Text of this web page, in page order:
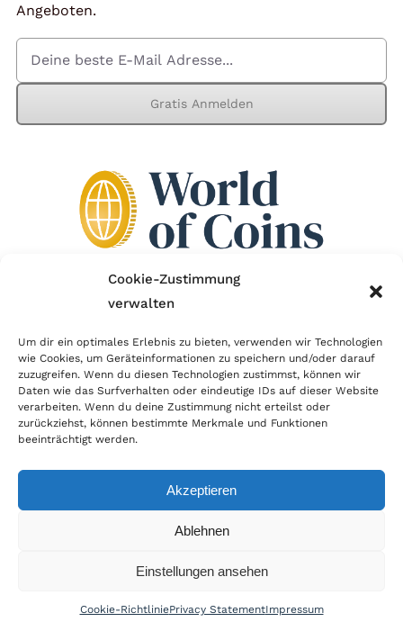
Cookie-Zustimmung
verwalten
Um dir ein optimales Erlebnis zu bieten, verwenden wir Technologien
wie Cookies, um Geräteinformationen zu speichern und/oder darauf
zuzugreifen. Wenn du diesen Technologien zustimmst, können wir
Daten wie das Surfverhalten oder eindeutige IDs auf dieser Website
verarbeiten. Wenn du deine Zustimmung nicht erteilst oder
zurückziehst, können bestimmte Merkmale und Funktionen
beeinträchtigt werden.
Akzeptieren
Ablehnen
Einstellungen ansehen
Cookie-RichtliniePrivacy StatementImpressum
Angeboten.
Gratis Anmelden
Der Händlerbund setzt sich für sicheren und
erfolgreichen E-Commerce ein. Auch wir sind wie
viele Onlineshops im Netz Mitglied im Händlerbund
und unterstützen fairen Onlinehandel.
Widerruf|Zahlung & Versand